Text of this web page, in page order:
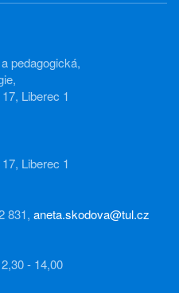
pedagogická,
Liberec 1
Liberec 1
831, aneta.skodova@tul.cz
- 14,00